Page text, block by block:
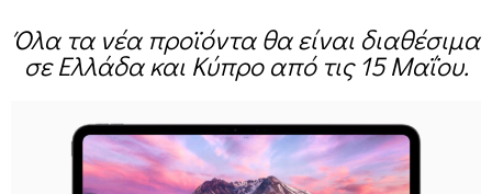
Όλα τα νέα προϊόντα θα είναι διαθέσιμα
σε Ελλάδα και Κύπρο από τις 15 Μαΐου.